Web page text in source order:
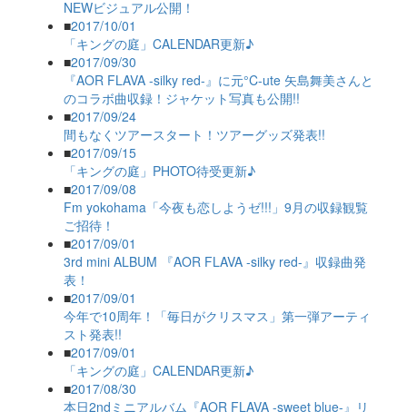
NEWビジュアル公開！
■2017/10/01
「キングの庭」CALENDAR更新♪
■2017/09/30
『AOR FLAVA -silky red-』に元°C-ute 矢島舞美さんと
のコラボ曲収録！ジャケット写真も公開!!
■2017/09/24
間もなくツアースタート！ツアーグッズ発表!!
■2017/09/15
「キングの庭」PHOTO待受更新♪
■2017/09/08
Fm yokohama「今夜も恋しようゼ!!!」9月の収録観覧
ご招待！
■2017/09/01
3rd mini ALBUM 『AOR FLAVA -silky red-』収録曲発
表！
■2017/09/01
今年で10周年！「毎日がクリスマス」第一弾アーティ
スト発表!!
■2017/09/01
「キングの庭」CALENDAR更新♪
■2017/08/30
本日2ndミニアルバム『AOR FLAVA -sweet blue-』リ